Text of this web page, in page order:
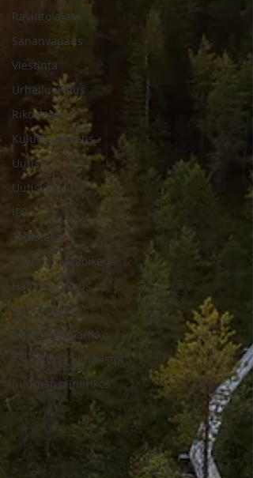
Ravintola-ala
Sananvapaus
Viestintä
Urheiluoikeus
Rikoslaki
Kuluttajaoikeus
Uutiset
Uutiskatsaus
IPR
Todistelu
Luonnonvaraoikeus
Hallinto-oikeus
Talousoikeus
vakuustakavarikko
Asunnot ja kiinteistöt
huumausainerikos